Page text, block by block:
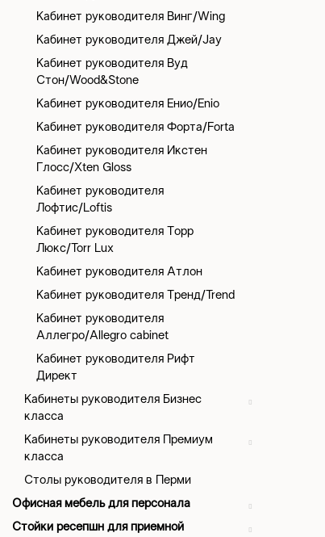
Кабинет руководителя Винг/Wing
Кабинет руководителя Джей/Jay
Кабинет руководителя Вуд
Стон/Wood&Stone
Кабинет руководителя Енио/Enio
Кабинет руководителя Форта/Forta
Кабинет руководителя Икстен
Глосс/Xten Gloss
Кабинет руководителя
Лофтис/Loftis
Кабинет руководителя Торр
Люкс/Torr Lux
Кабинет руководителя Атлон
Кабинет руководителя Тренд/Trend
Кабинет руководителя
Аллегро/Allegro cabinet
Кабинет руководителя Рифт
Директ
Кабинеты руководителя Бизнес
класса
Кабинеты руководителя Премиум
класса
Столы руководителя в Перми
Офисная мебель для персонала
Стойки ресепшн для приемной